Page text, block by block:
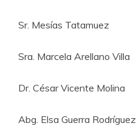
Sr. Mesías Tatamuez
Sra. Marcela Arellano Villa
Dr. César Vicente Molina
Abg. Elsa Guerra Rodríguez